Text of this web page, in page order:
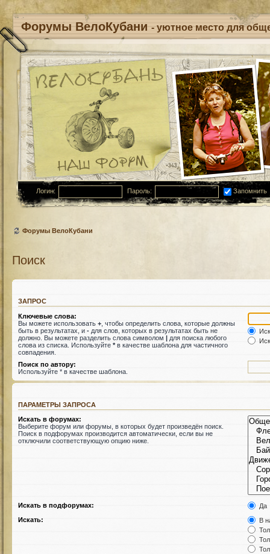
Форумы ВелоКубани - уютное место для
Логин: Пароль: Запомнить
Форумы ВелоКубани
Поиск
ЗАПРОС
Ключевые слова:
Вы можете использовать + , чтобы определить слова, которые должны
быть в результатах, и - для слов, которых в результатах быть не
должно. Вы можете разделить слова символом | для поиска любого
слова из списка. Используйте *в качестве шаблона для частичного
совпадения.
Поиск по автору:
Используйте * в качестве шаблона.
ПАРАМЕТРЫ ЗАПРОСА
Искать в форумах:
Выберите форум или форумы, в которых будет произведён поиск.
Поиск в подфорумах производится автоматически, если вы не
отключили соответствующую опцию ниже.
Искать в подфорумах:
Да
Искать:
В